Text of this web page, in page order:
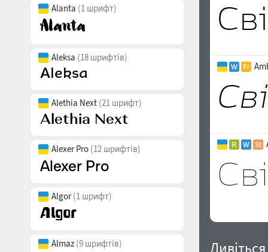
Alanta (1 шрифт)
Aleksa (18 шрифтів)
Alethia Next (21 шрифт)
Alexer Pro (12 шрифтів)
Algor(1 шрифт)
Almaz (9 шрифтів)